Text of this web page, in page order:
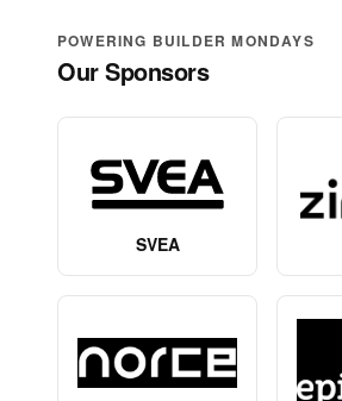
POWERING BUILDER MONDAYS
Our Sponsors
SVEA